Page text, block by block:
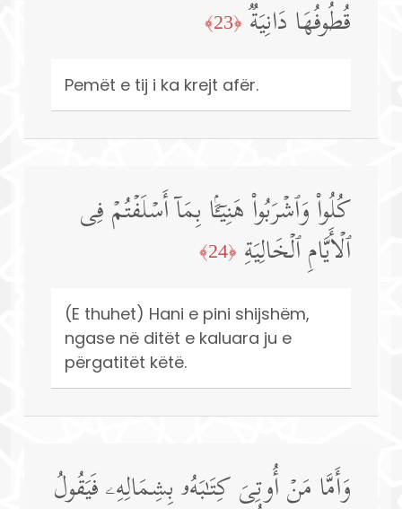
قُطُوفُهَا دَانِیَةࣱ ﴿23﴾
Pemët e tij i ka krejt afër.
كُلُوا۟ وَٱشۡرَبُوا۟ هَنِیۤـَٔۢا بِمَاۤ أَسۡلَفۡتُمۡ فِی
ٱلۡأَیَّامِ ٱلۡخَالِیَةِ ﴿24﴾
(E thuhet) Hani e pini shijshëm,
ngase në ditët e kaluara ju e
përgatitët këtë.
وَأَمَّا مَنۡ أُوتِیَ كِتَـٰبَهُۥ بِشِمَالِهِۦ فَیَقُولُ